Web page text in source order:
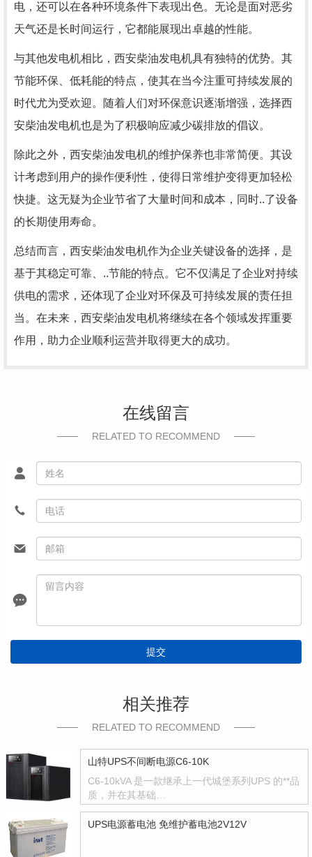
电，还可以在各种环境条件下表现出色。无论是面对恶劣
天气还是长时间运行，它都能展现出卓越的性能。
与其他发电机相比，西安柴油发电机具有独特的优势。其
节能环保、低耗能的特点，使其在当今注重可持续发展的
时代尤为受欢迎。随着人们对环保意识逐渐增强，选择西
安柴油发电机也是为了积极响应减少碳排放的倡议。
除此之外，西安柴油发电机的维护保养也非常简便。其设
计考虑到用户的操作便利性，使得日常维护变得更加轻松
快捷。这无疑为企业节省了大量时间和成本，同时..了设备
的长期使用寿命。
总结而言，西安柴油发电机作为企业关键设备的选择，是
基于其稳定可靠、..节能的特点。它不仅满足了企业对持续
供电的需求，还体现了企业对环保及可持续发展的责任担
当。在未来，西安柴油发电机将继续在各个领域发挥重要
作用，助力企业顺利运营并取得更大的成功。
在线留言
RELATED TO RECOMMEND
提交
相关推荐
RELATED TO RECOMMEND
山特UPS不间断电源C6-10K
C6-10kVA 是一款继承上一代城堡系列UPS 的**品
质，并在其基础…
UPS电源蓄电池 免维护蓄电池2V12V